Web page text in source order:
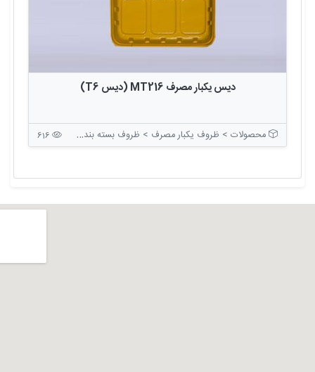
دیس یکبار مصرف MT216 (دیس T6)
محصولات > ظروف یکبار مصرف > ظروف بسته بندی بدون درب